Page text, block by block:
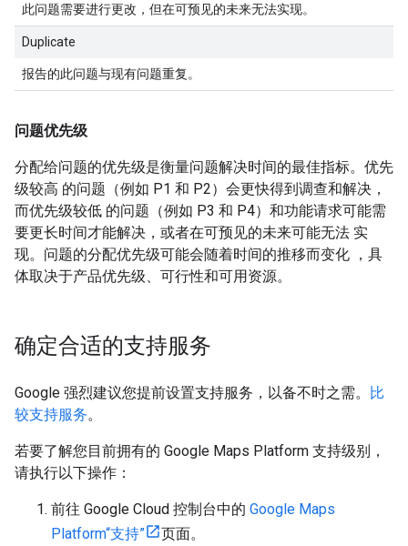
此问题需要进行更改，但在可预见的未来无法实现。
Duplicate
报告的此问题与现有问题重复。
问题优先级
分配给问题的优先级是衡量问题解决时间的最佳指标。优先
级较高 的问题（例如 P1 和 P2）会更快得到调查和解决，
而优先级较低 的问题（例如 P3 和 P4）和功能请求可能需
要更长时间才能解决，或者在可预见的未来可能无法 实
现。问题的分配优先级可能会随着时间的推移而变化 ，具
体取决于产品优先级、可行性和可用资源。
确定合适的支持服务
Google 强烈建议您提前设置支持服务，以备不时之需。
比
较支持服务。
若要了解您目前拥有的 Google Maps Platform 支持级别，
请执行以下操作：
前往 Google Cloud 控制台中的 Google Maps
Platform“支持”
页面。